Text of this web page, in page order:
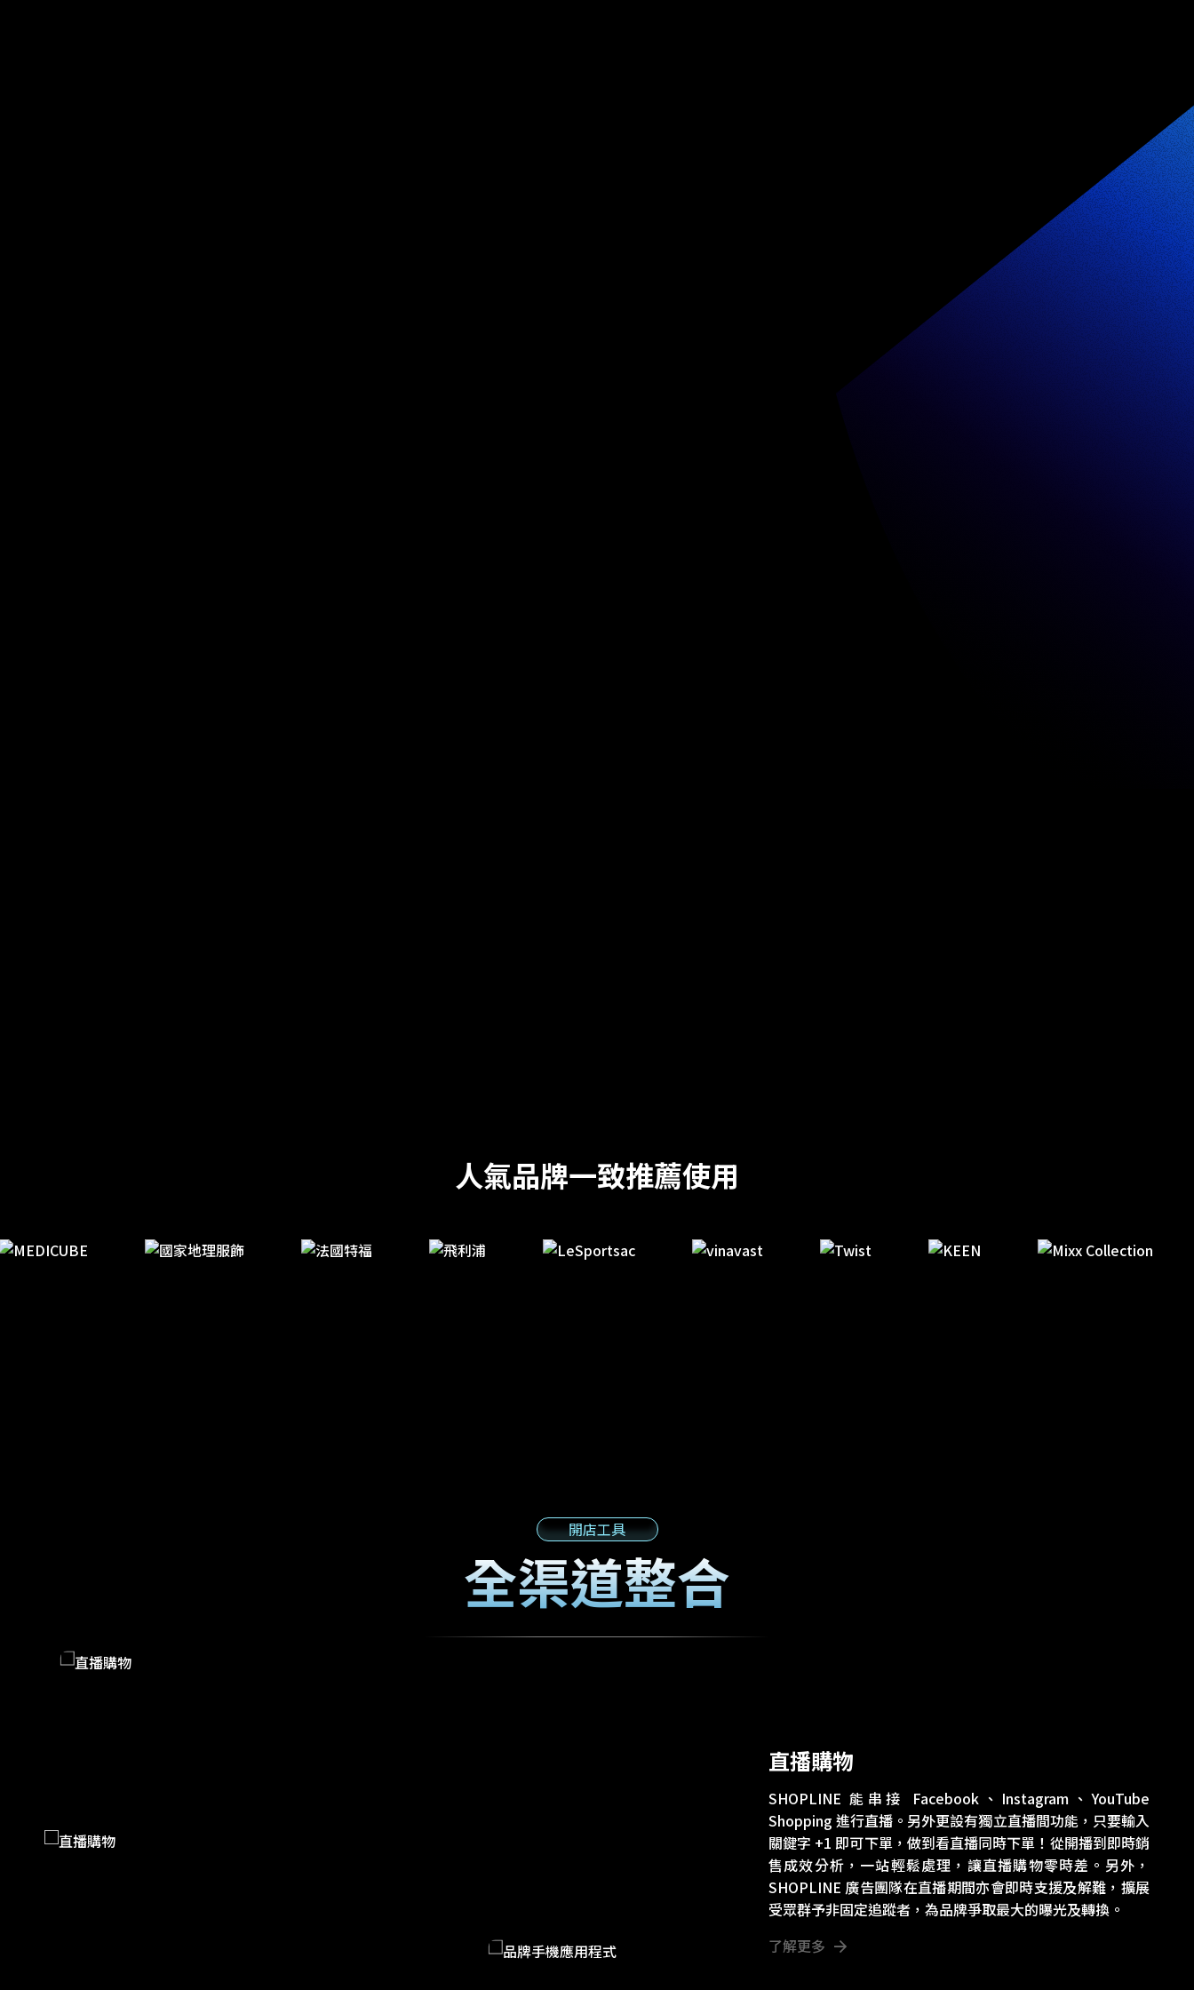
人氣品牌一致推薦使用
開店工具
全渠道整合
直播購物
SHOPLINE 能串接 Facebook、Instagram、YouTube
Shopping 進行直播。另外更設有獨立直播間功能，只要輸入
關鍵字 +1 即可下單，做到看直播同時下單！從開播到即時銷
售成效分析，一站輕鬆處理，讓直播購物零時差。另外，
SHOPLINE 廣告團隊在直播期間亦會即時支援及解難，擴展
受眾群予非固定追蹤者，為品牌爭取最大的曝光及轉換。
了解更多